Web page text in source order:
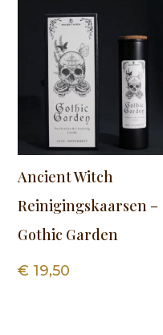
Ancient Witch
Reinigingskaarsen –
Gothic Garden
€ 19,50